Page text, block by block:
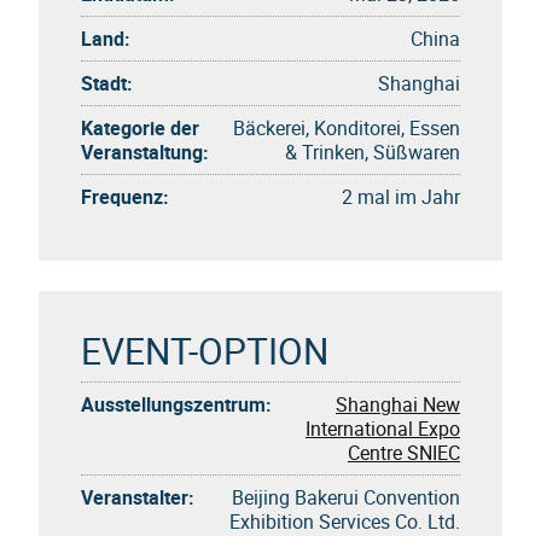
Land:
China
Stadt:
Shanghai
Kategorie der
Veranstaltung:
Bäckerei, Konditorei, Essen
& Trinken, Süßwaren
Frequenz:
2 mal im Jahr
EVENT-OPTION
Ausstellungszentrum:
Shanghai New
International Expo
Centre SNIEC
Veranstalter:
Beijing Bakerui Convention
Exhibition Services Co. Ltd.